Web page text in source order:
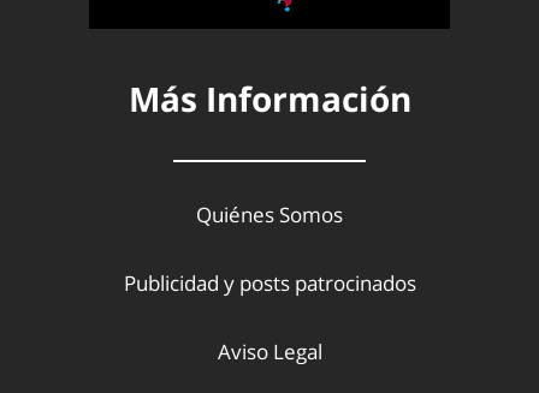
Más Información
Quiénes Somos
Publicidad y posts patrocinados
Aviso Legal